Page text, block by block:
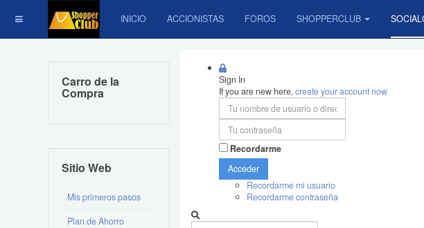
INICIO ACCIONISTAS FOROS SHOPPERCLUB
Sign In
If you are new here,create your account now
Recordarme
Acceder
Recordarme mi usuario
Recordarme contraseña
Carro de la
Compra
Sitio Web
Mis primeros pasos
Plan de Ahorro